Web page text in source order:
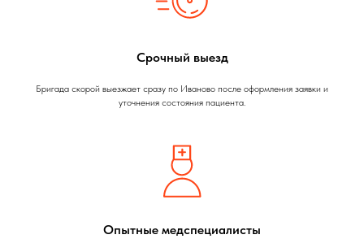
Срочный выезд
Бригада скорой выезжает сразу по Иваново после оформления заявки и
уточнения состояния пациента.
Опытные медспециалисты